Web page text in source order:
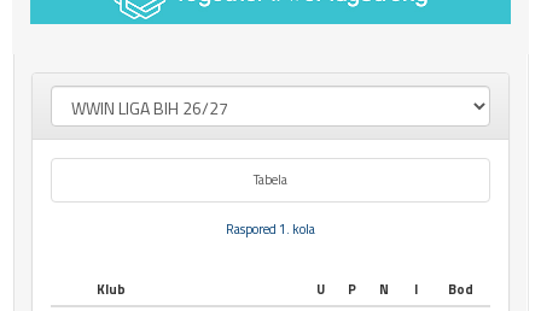
Tabela
Raspored 1. kola
Klub U P N I
Bod